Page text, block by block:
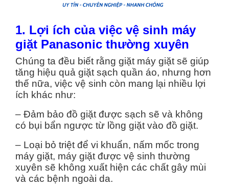
1. Lợi ích của việc vệ sinh máy
giặt Panasonic thường xuyên
Chúng ta đều biết rằng giặt máy giặt sẽ giúp
tăng hiệu quả giặt sạch quần áo, nhưng hơn
thế nữa, việc vệ sinh còn mang lại nhiều lợi
ích khác như:
– Đảm bảo đồ giặt được sạch sẽ và không
có bụi bẩn ngược từ lồng giặt vào đồ giặt.
– Loại bỏ triệt để vi khuẩn, nấm mốc trong
máy giặt, máy giặt được vệ sinh thường
xuyên sẽ không xuất hiện các chất gây mùi
và các bệnh ngoài da.